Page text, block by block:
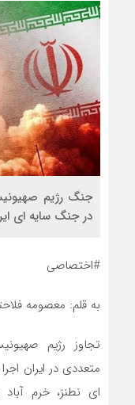
جنگ رژیم
در جنگ سایه ای
#اختصاصی
به قلم: معصومه
متعددی در ایران
ای نطنز، خرم